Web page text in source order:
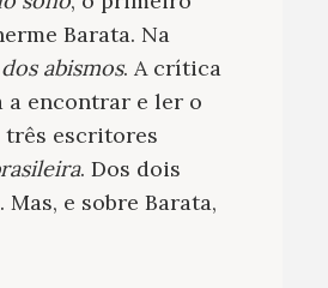
Barata. Na
abismos. A crítica
a encontrar e ler o
três escritores
. Dos dois
e sobre Barata,